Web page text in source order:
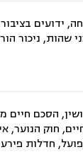
שהות, ניכור
הסכם חיים
חוק
חדלות